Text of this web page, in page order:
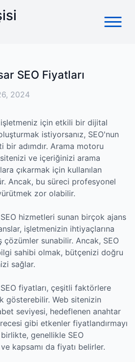
SEO Fiyatları
2024
için etkili bir dijital
istiyorsanız, SEO'nun
bir adımdır. Arama motoru
ve içeriğinizi arama
çıkarmak için kullanılan
Ancak, bu süreci profesyonel
zor olabilir.
hizmetleri sunan birçok ajans
işletmenizin ihtiyaçlarına
sunabilir. Ancak, SEO
sahibi olmak, bütçenizi doğru
sağlar.
fiyatları, çeşitli faktörlere
gösterebilir. Web sitenizin
seviyesi, hedeflenen anahtar
gibi etkenler fiyatlandırmayı
genellikle SEO
kapsamı da fiyatı belirler.